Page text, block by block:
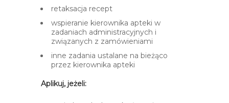
retaksacja recept
wspieranie kierownika apteki w
zadaniach administracyjnych i
związanych z zamówieniami
inne zadania ustalane na bieżąco
przez kierownika apteki
Aplikuj, jeżeli: